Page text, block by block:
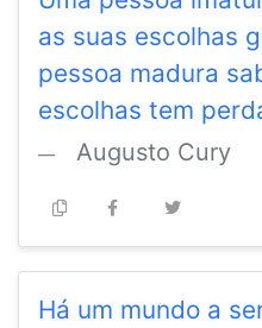
as suas escolhas
pessoa madura
escolhas tem
Augusto Cury
Há um mundo a